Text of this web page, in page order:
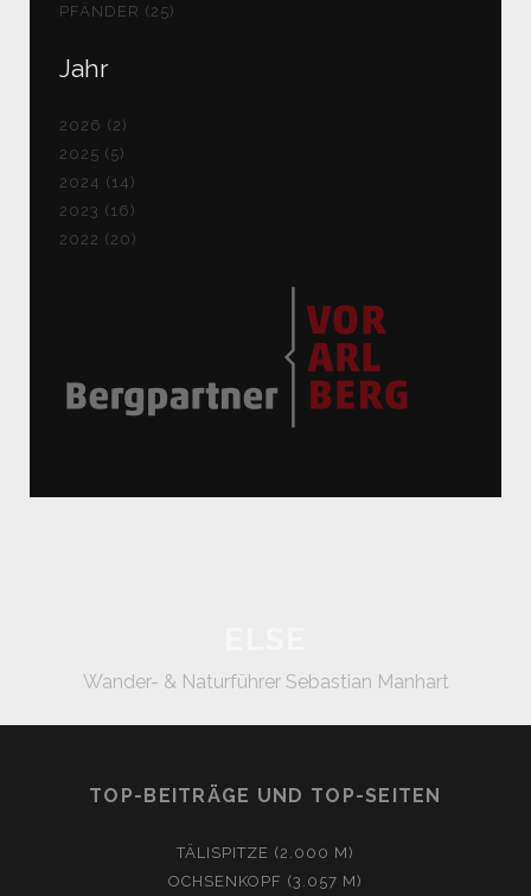
PFÄNDER (25)
Jahr
2026 (2)
2025 (5)
2024 (14)
2023 (16)
2022 (20)
Wander- & Naturführer Sebastian Manhart
TOP-BEITRÄGE UND TOP-SEITEN
TÄLISPITZE (2.000 M)
OCHSENKOPF (3.057 M)